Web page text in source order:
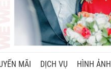
MÃI DỊCH VỤ HÌNH ẢNH